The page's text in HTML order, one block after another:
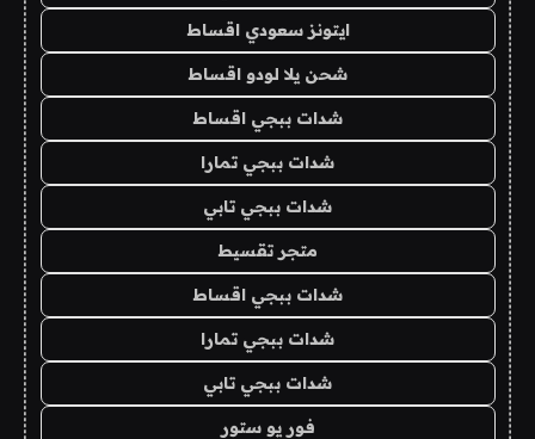
ايتونز سعودي اقساط
شحن يلا لودو اقساط
شدات ببجي اقساط
شدات ببجي تمارا
شدات ببجي تابي
متجر تقسيط
شدات ببجي اقساط
شدات ببجي تمارا
شدات ببجي تابي
فور يو ستور